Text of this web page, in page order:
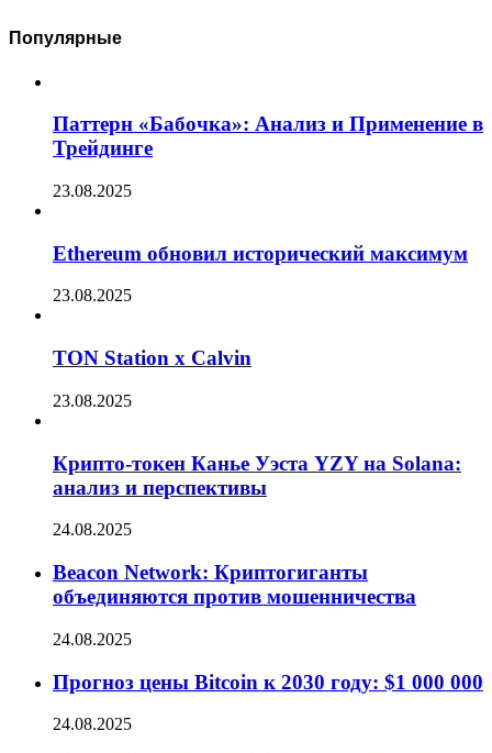
Популярные
Паттерн «Бабочка»: Анализ и Применение в
Трейдинге
23.08.2025
Ethereum обновил исторический максимум
23.08.2025
TON Station x Calvin
23.08.2025
Крипто-токен Канье Уэста YZY на Solana:
анализ и перспективы
24.08.2025
Beacon Network: Криптогиганты
объединяются против мошенничества
24.08.2025
Прогноз цены Bitcoin к 2030 году: $1 000 000
24.08.2025